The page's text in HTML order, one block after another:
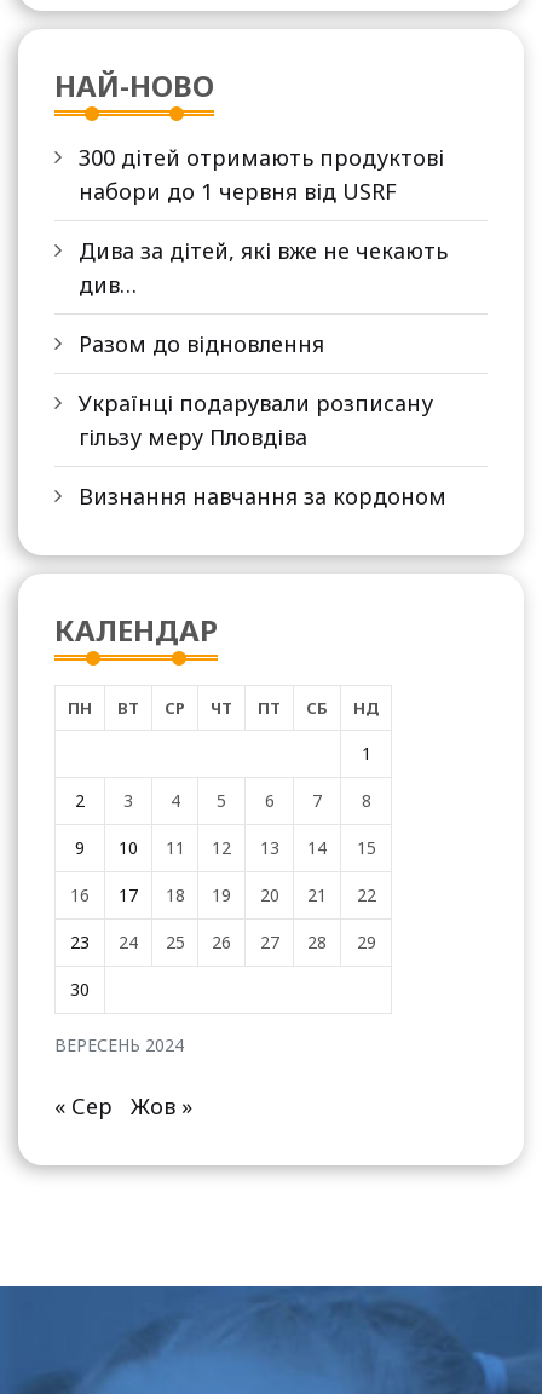
НАЙ-НОВО
300 дітей отримають продуктові
набори до 1 червня від USRF
Дива за дітей, які вже не чекають
див…
Разом до відновлення
Українці подарували розписану
гільзу меру Пловдіва
Визнання навчання за кордоном
КАЛЕНДАР
ВЕРЕСЕНЬ 2024
ПН ВТ СР ЧТ ПТ СБ НД
1
2 3 4 5 6 7 8
9 10 11 12 13 14 15
16 17 18 19 20 21 22
23 24 25 26 27 28 29
30
« Сер Жов »